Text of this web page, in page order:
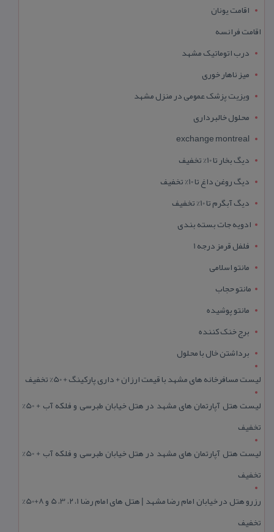
اقامت یونان
اقامت فرانسه
درب اتوماتیک مشهد
میز ناهار خوری
ویزیت پزشک عمومی در منزل مشهد
محلول خالبرداری
exchange montreal
دیگ بخار تا 10% تخفیف
دیگ روغن داغ تا 10% تخفیف
دیگ آبگرم تا 10% تخفیف
ادویه جات بسته بندی
فلفل قرمز درجه 1
مانتو اسلامی
مانتو حجاب
مانتو پوشیده
برج خنک کننده
برداشتن خال با محلول
لیست مسافرخانه های مشهد با قیمت ارزان + داری پارکینگ + 50% تخفیف
لیست هتل آپارتمان های مشهد در هتل خیابان طبرسی و فلکه آب + 50%
تخفیف
لیست هتل آپارتمان های مشهد در هتل خیابان طبرسی و فلکه آب + 50%
تخفیف
رزرو هتل در خیابان امام رضا مشهد | هتل‌ های امام رضا 1، 2، 3، 5 و 8+50%
تخفیف